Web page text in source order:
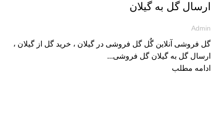
ارسال گل به گیلان
Admin
گل فروشی آنلاین گٌل گل فروشی در گیلان ، خرید گل از گیلان ،
ارسال گل به گیلان گل فروشی...
ادامه مطلب